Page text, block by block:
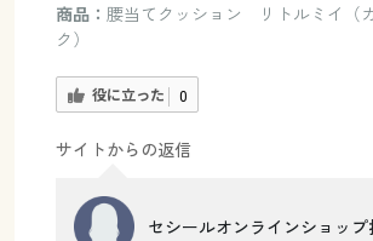
商品： 腰当てクッション リトルミイ（
ク）
役に立った 0
サイトからの返信
セシールオンラインショップ